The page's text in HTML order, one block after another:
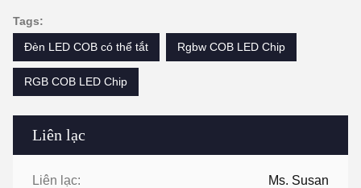
Liên lạc
Liên lạc: Ms. Susan
Tags:
Đèn LED COB có thể tắt
Rgbw COB LED Chip
RGB COB LED Chip